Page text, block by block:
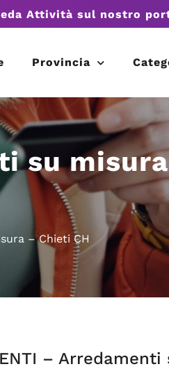
Attività sul nostro
Provincia
su
– Chieti CH
– Arredamenti